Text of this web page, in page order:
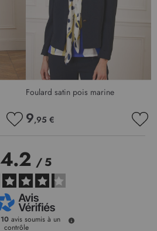
MA
LISTE
D’ENVIE
Foulard satin pois marine
9,95 €
4.2/5
10 avis soumis à un
contrôle